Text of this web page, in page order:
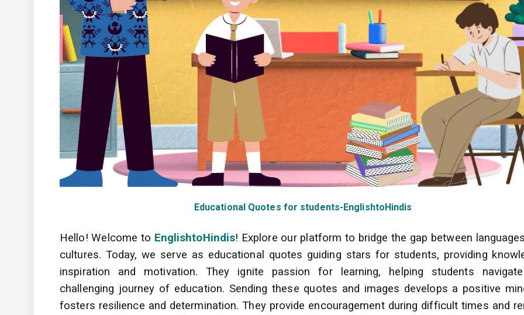
Educational Quotes for students-EnglishtoHindis
Hello! Welcome to EnglishtoHindis! Explore our platform to bridge the gap between
cultures. Today, we serve as educational quotes guiding stars for students, providing
inspiration and motivation. They ignite passion for learning, helping students
challenging journey of education. Sending these quotes and images develops a positive
fosters resilience and determination. They provide encouragement during difficult times and